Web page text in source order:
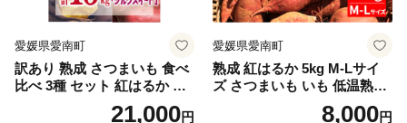
愛媛県愛南町
訳あり 熟成 さつまいも 食べ
比べ 3種 セット 紅はるか 安
納芋 シルクスイート 合計 15
21,000円
愛媛県愛南町
熟成 紅はるか 5kg M-Lサイ
ズ さつまいも いも 低温熟成
完全熟成収穫 甘い 糖度 焼き
8,000円